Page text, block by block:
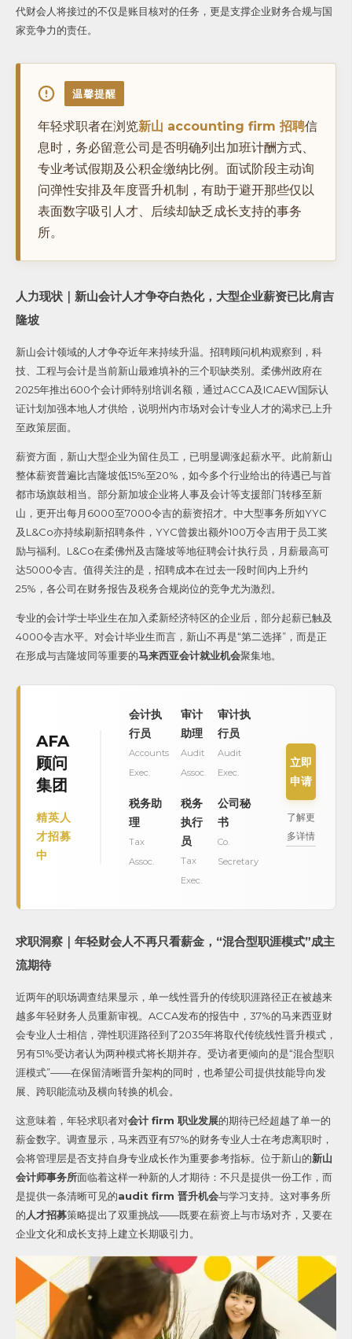
代财会人将接过的不仅是账目核对的任务，更是支撑企业财务合规与国
家竞争力的责任。
温馨提醒
年轻求职者在浏览新山 accounting firm 招聘信
息时，务必留意公司是否明确列出加班计酬方式、
专业考试假期及公积金缴纳比例。面试阶段主动询
问弹性安排及年度晋升机制，有助于避开那些仅以
表面数字吸引人才、后续却缺乏成长支持的事务
所。
人力现状｜新山会计人才争夺白热化，大型企业薪资已比肩吉
隆坡
新山会计领域的人才争夺近年来持续升温。招聘顾问机构观察到，科
技、工程与会计是当前新山最难填补的三个职缺类别。 柔佛州政府在
2025年推出600个会计师特别培训名额，通过ACCA及ICAEW国际认
证计划加强本地人才供给，说明州内市场对会计专业人才的渴求已上升
至政策层面。
薪资方面，新山大型企业为留住员工，已明显调涨起薪水平。此前新山
整体薪资普遍比吉隆坡低15%至20%，如今多个行业给出的待遇已与首
都市场旗鼓相当。 部分新加坡企业将人事及会计等支援部门转移至新
山，更开出每月6000至7000令吉的薪资招才。 中大型事务所如YYC
及L&Co亦持续刷新招聘条件，YYC曾拨出额外100万令吉用于员工奖
励与福利。L&Co在柔佛州及吉隆坡等地征聘会计执行员，月薪最高可
达5000令吉。值得关注的是，招聘成本在过去一段时间内上升约
25%，各公司在财务报告及税务合规岗位的竞争尤为激烈。
专业的会计学士毕业生在加入柔新经济特区的企业后，部分起薪已触及
4000令吉水平。 对会计毕业生而言，新山不再是“第二选择”，而是正
在形成与吉隆坡同等重要的马来西亚会计就业机会聚集地。
AFA
顾问
集团
精英人
才招募
中
会计执
行员
Accounts
Exec.
审计
助理
Audit
Assoc.
审计执
行员
Audit
Exec.
税务助
理
Tax
Assoc.
税务
执行
员
Tax
Exec.
公司秘
书
Co.
Secretary
立即
申请
了解更
多详情
求职洞察｜年轻财会人不再只看薪金，“混合型职涯模式”成主
流期待
近两年的职场调查结果显示，单一线性晋升的传统职涯路径正在被越来
越多年轻财务人员重新审视。ACCA发布的报告中，37%的马来西亚财
会专业人士相信，弹性职涯路径到了2035年将取代传统线性晋升模式，
另有51%受访者认为两种模式将长期并存。 受访者更倾向的是“混合型职
涯模式”——在保留清晰晋升架构的同时，也希望公司提供技能导向发
展、跨职能流动及横向转换的机会。
这意味着，年轻求职者对会计 firm 职业发展的期待已经超越了单一的
薪金数字。调查显示，马来西亚有57%的财务专业人士在考虑离职时，
会将管理层是否支持自身专业成长作为重要参考指标。 位于新山的新山
会计师事务所面临着这样一种新的人才期待：不只是提供一份工作，而
是提供一条清晰可见的audit firm 晋升机会与学习支持。这对事务所
的人才招募策略提出了双重挑战——既要在薪资上与市场对齐，又要在
企业文化和成长支持上建立长期吸引力。